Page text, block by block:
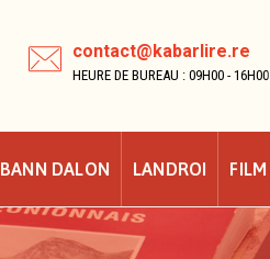
contact@kabarlire.re
HEURE DE BUREAU : 09H00 - 16H00
BANN DALON LANDROI FILM